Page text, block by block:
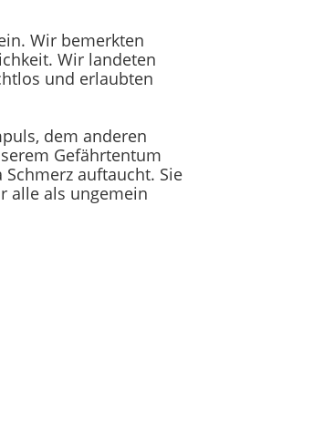
Wir bemerkten
Wir landeten
und erlaubten
dem anderen
Gefährtentum
auftaucht. Sie
alle als ungemein